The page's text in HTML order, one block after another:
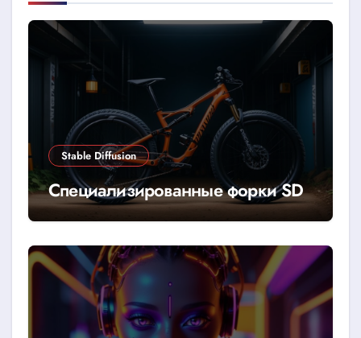
Stable Diffusion
Специализированные форки SD